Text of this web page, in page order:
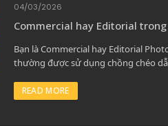
04/03/2026
Commercial hay Editorial
Bạn là Commercial hay Editorial
thường được sử dụng chồng chéo
READ MORE